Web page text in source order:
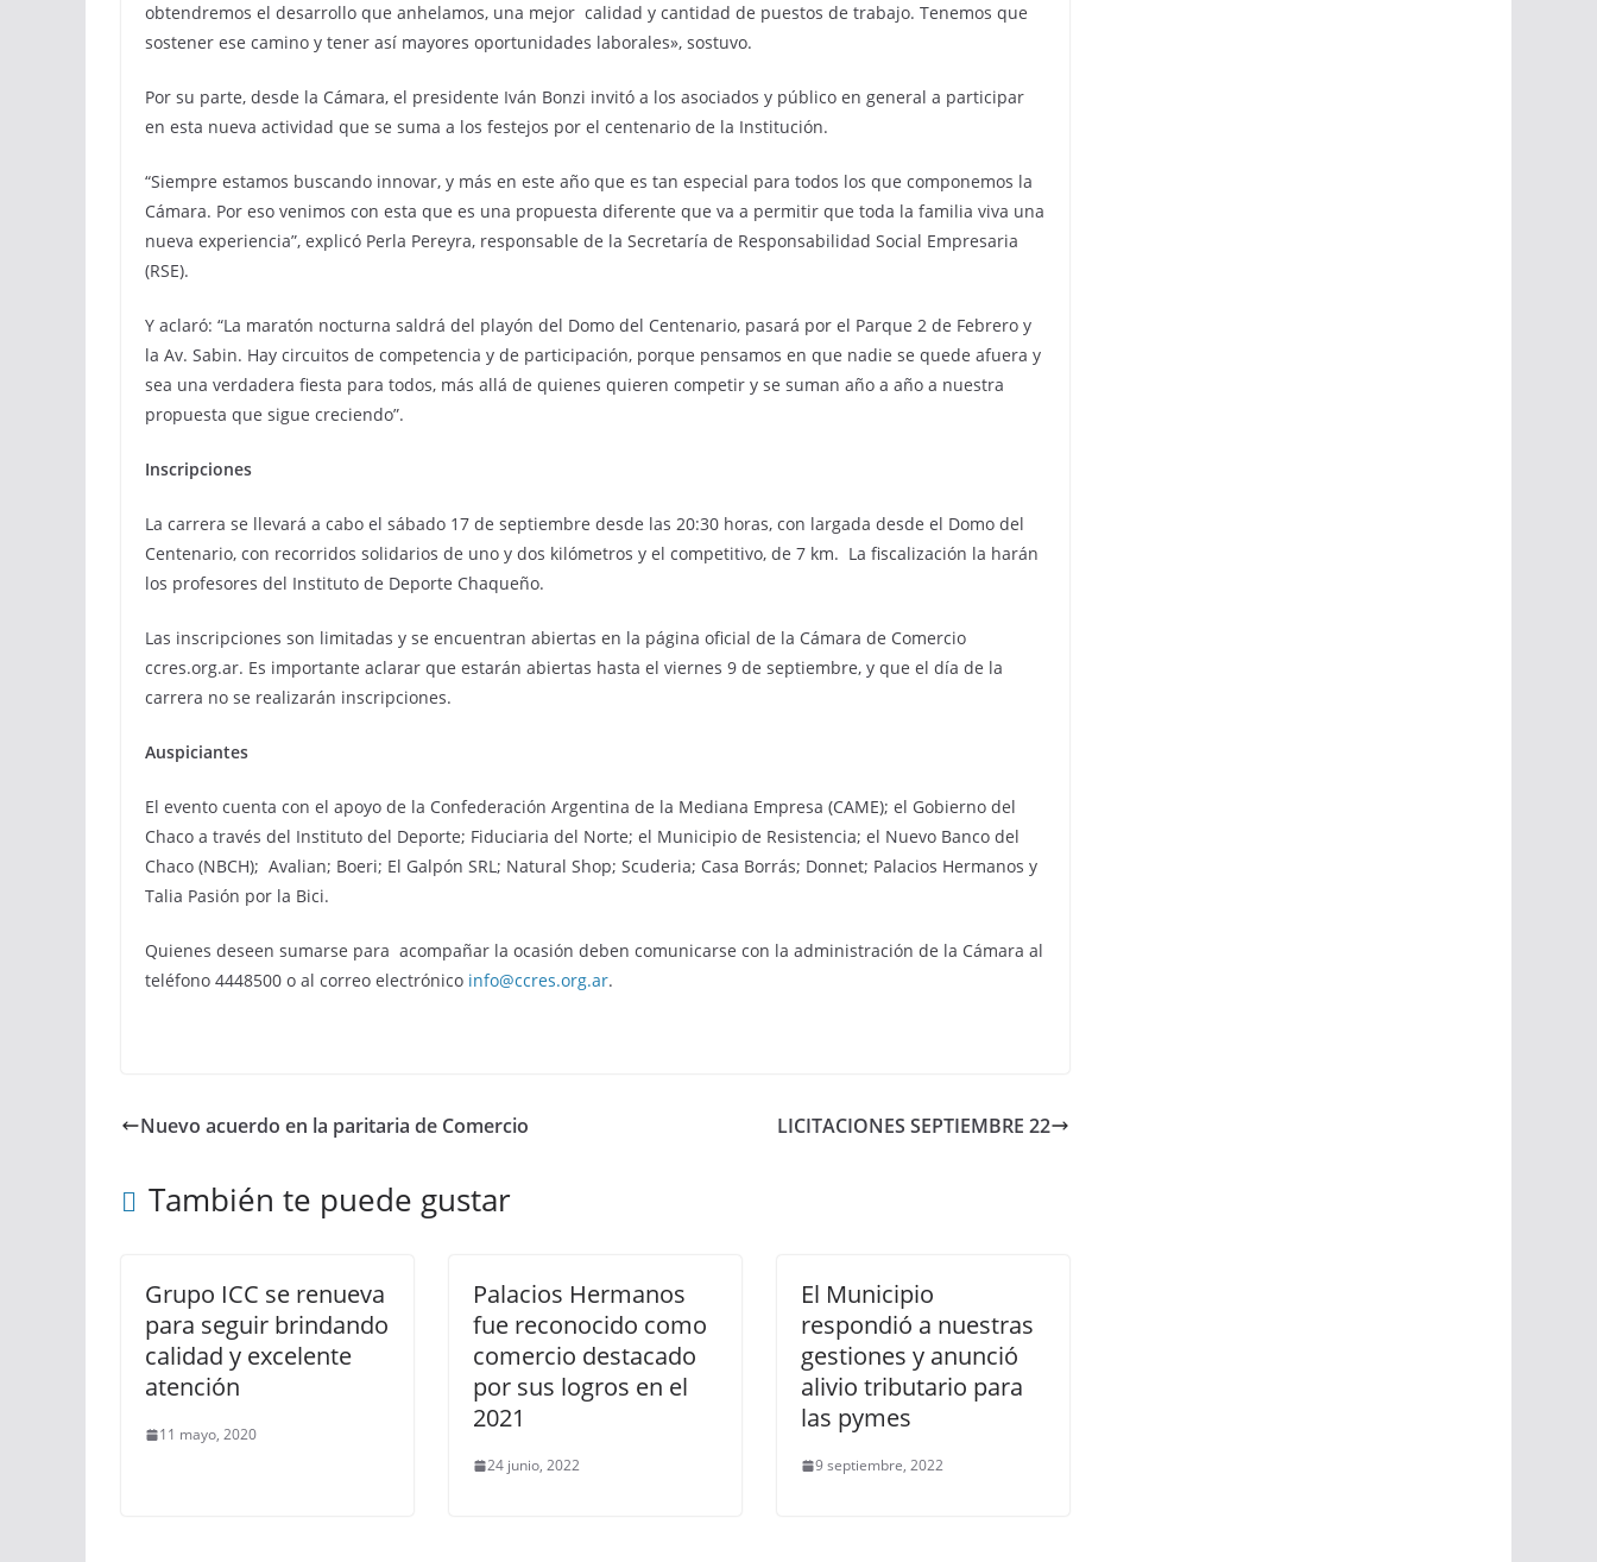
obtendremos el desarrollo que anhelamos, una mejor calidad y cantidad de puestos de trabajo. Tenemos que
sostener ese camino y tener así mayores oportunidades laborales», sostuvo.
Por su parte, desde la Cámara, el presidente Iván Bonzi invitó a los asociados y público en general a participar
en esta nueva actividad que se suma a los festejos por el centenario de la Institución.
“Siempre estamos buscando innovar, y más en este año que es tan especial para todos los que componemos la
Cámara. Por eso venimos con esta que es una propuesta diferente que va a permitir que toda la familia viva una
nueva experiencia”, explicó Perla Pereyra, responsable de la Secretaría de Responsabilidad Social Empresaria
(RSE).
Y aclaró: “La maratón nocturna saldrá del playón del Domo del Centenario, pasará por el Parque 2 de Febrero y
la Av. Sabin. Hay circuitos de competencia y de participación, porque pensamos en que nadie se quede afuera y
sea una verdadera fiesta para todos, más allá de quienes quieren competir y se suman año a año a nuestra
propuesta que sigue creciendo”.
Inscripciones
La carrera se llevará a cabo el sábado 17 de septiembre desde las 20:30 horas, con largada desde el Domo del
Centenario, con recorridos solidarios de uno y dos kilómetros y el competitivo, de 7 km. La fiscalización la harán
los profesores del Instituto de Deporte Chaqueño.
Las inscripciones son limitadas y se encuentran abiertas en la página oficial de la Cámara de Comercio
ccres.org.ar. Es importante aclarar que estarán abiertas hasta el viernes 9 de septiembre, y que el día de la
carrera no se realizarán inscripciones.
Auspiciantes
El evento cuenta con el apoyo de la Confederación Argentina de la Mediana Empresa (CAME); el Gobierno del
Chaco a través del Instituto del Deporte; Fiduciaria del Norte; el Municipio de Resistencia; el Nuevo Banco del
Chaco (NBCH); Avalian; Boeri; El Galpón SRL; Natural Shop; Scuderia; Casa Borrás; Donnet; Palacios Hermanos y
Talia Pasión por la Bici.
Quienes deseen sumarse para acompañar la ocasión deben comunicarse con la administración de la Cámara al
teléfono 4448500 o al correo electrónico info@ccres.org.ar.
Nuevo acuerdo en la paritaria de Comercio LICITACIONES SEPTIEMBRE 22
También te puede gustar
Grupo ICC se renueva
para seguir brindando
calidad y excelente
atención
11 mayo, 2020
Palacios Hermanos
fue reconocido como
comercio destacado
por sus logros en el
2021
24 junio, 2022
El Municipio
respondió a nuestras
gestiones y anunció
alivio tributario para
las pymes
9 septiembre, 2022